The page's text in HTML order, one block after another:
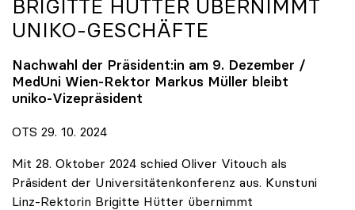
BRIGITTE HÜTTER ÜBERNIMMT
UNIKO-GESCHÄFTE
Nachwahl der Präsident:in am 9. Dezember /
MedUni Wien-Rektor Markus Müller bleibt
uniko-Vizepräsident
OTS 29. 10. 2024
Mit 28. Oktober 2024 schied Oliver Vitouch als
Präsident der Universitätenkonferenz aus. Kunstuni
Linz-Rektorin Brigitte Hütter übernimmt